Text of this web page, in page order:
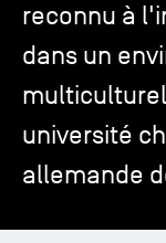
TSM
Alumni
reconnu à
dans un
université
allemande